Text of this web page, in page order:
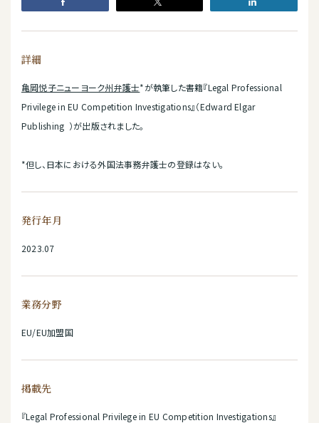
詳細
亀岡悦子ニューヨーク州弁護士*が執筆した書籍『Legal Professional
Privilege in EU Competition Investigations』（Edward Elgar
Publishing ）が出版されました。
*但し、日本における外国法事務弁護士の登録はない。
発行年月
2023.07
業務分野
EU/EU加盟国
掲載先
『Legal Professional Privilege in EU Competition Investigations』